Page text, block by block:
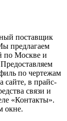
поставщик
предлагаем
по Москве и
по чертежам
сайте, в прайс-
связи и
«Контакты».
окне.